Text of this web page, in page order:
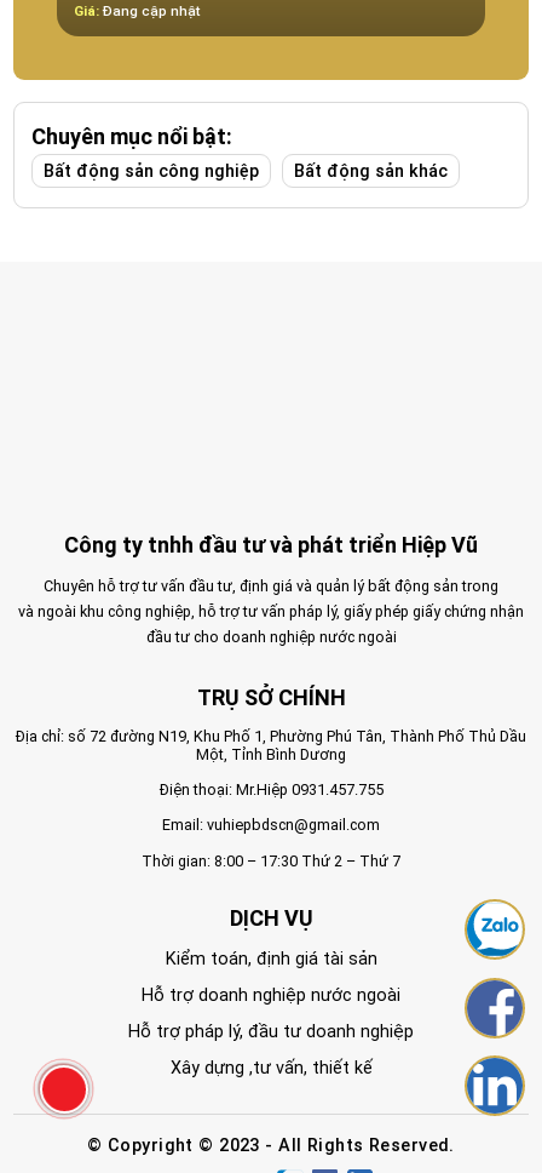
Giá: Đang cập nhật
Chuyên mục nổi bật:
Bất động sản công nghiệp Bất động sản khác
Công ty tnhh đầu tư và phát triển Hiệp Vũ
Chuyên hỗ trợ tư vấn đầu tư, định giá và quản lý bất động sản trong
và ngoài khu công nghiệp, hỗ trợ tư vấn pháp lý, giấy phép giấy chứng nhận
đầu tư cho doanh nghiệp nước ngoài
TRỤ SỞ CHÍNH
Địa chỉ: số 72 đường N19, Khu Phố 1, Phường Phú Tân, Thành Phố Thủ Dầu
Một, Tỉnh Bình Dương
Điện thoại: Mr.Hiệp 0931.457.755
Email: vuhiepbdscn@gmail.com
Thời gian: 8:00 – 17:30 Thứ 2 – Thứ 7
DỊCH VỤ
Kiểm toán, định giá tài sản
Hỗ trợ doanh nghiệp nước ngoài
Hỗ trợ pháp lý, đầu tư doanh nghiệp
Xây dựng ,tư vấn, thiết kế
© Copyright © 2023 - All Rights Reserved.